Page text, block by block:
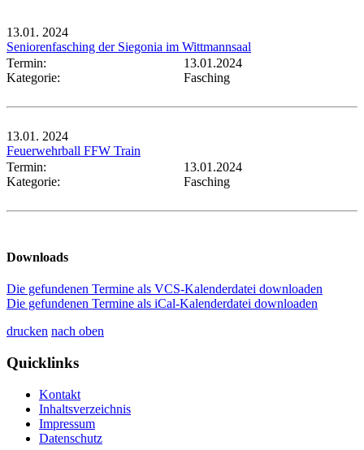
13.01. 2024
Seniorenfasching der Siegonia im Wittmannsaal
Termin:
13.01.2024
Kategorie:
Fasching
13.01. 2024
Feuerwehrball FFW Train
Termin:
13.01.2024
Kategorie:
Fasching
Downloads
Die gefundenen Termine als VCS-Kalenderdatei downloaden
Die gefundenen Termine als iCal-Kalenderdatei downloaden
drucken nach oben
Quicklinks
Kontakt
Inhaltsverzeichnis
Impressum
Datenschutz